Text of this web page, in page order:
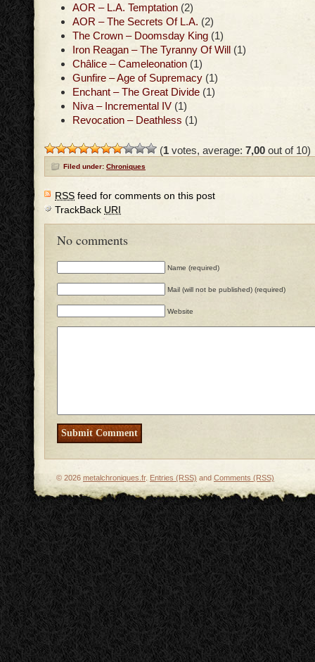
AOR – L.A. Temptation (2)
AOR – The Secrets Of L.A. (2)
The Crown – Doomsday King (1)
Iron Reagan – The Tyranny Of Will (1)
Châlice – Cameleonation (1)
Gunfire – Age of Supremacy (1)
Enchant – The Great Divide (1)
Niva – Incremental IV (1)
Revocation – Deathless (1)
(1 votes, average: 7,00 out of 10)
Filed under: Chroniques
RSS feed for comments on this post
TrackBack URI
No comments
Name (required)
Mail (will not be published) (required)
Website
© 2026 metalchroniques.fr. Entries (RSS) and Comments (RSS)